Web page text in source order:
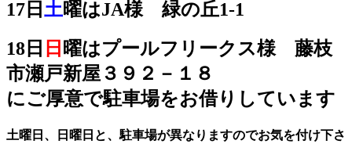
17日 土曜はJA様 緑の丘1-1
18日 日 曜はプールフリークス様 藤枝
市瀬戸新屋３９２－１８
にご厚意で駐車場をお借りしています
土曜日、日曜日と、駐車場が異なりますのでお気を付け下さ